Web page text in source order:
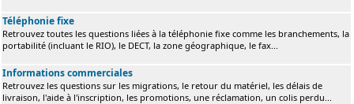
Téléphonie fixe
Retrouvez toutes les questions liées à la téléphonie fixe comme les branchements, la
portabilité (incluant le RIO), le DECT, la zone géographique, le fax...
Informations commerciales
Retrouvez les questions sur les migrations, le retour du matériel, les délais de
livraison, l'aide à l'inscription, les promotions, une réclamation, un colis perdu...